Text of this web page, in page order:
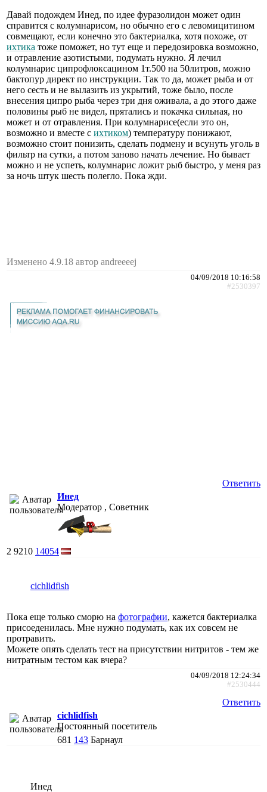
Давай подождем Инед, по идее фуразолидон может один
справится с колумнарисом, но обычно его с левомицитином
совмещают, если конечно это бактериалка, хотя похоже, от
ихтика тоже поможет, но тут еще и передозировка возможно,
и отравление азотистыми, подумать нужно. Я лечил
колумнарис ципрофлоксацином 1т.500 на 50литров, можно
бактопур директ по инструкции. Так то да, может рыба и от
него сесть и не вылазить из укрытий, тоже было, после
внесения ципро рыба через три дня оживала, а до этого даже
половины рыб не видел, прятались и покачка сильная, но
может и от отравления. При колумнарисе(если это он,
возможно и вместе с ихтиком) температуру понижают,
возможно стоит понизить, сделать подмену и всунуть уголь в
фильтр на сутки, а потом заново начать лечение. Но бывает
можно и не успеть, колумнарис ложит рыб быстро, у меня раз
за ночь штук шесть полегло. Пока жди.
Изменено 4.9.18 автор andreeeej
04/09/2018 10:16:58
#2530397
Ответить
Инед
Модератор , Советник
2 9210 14054
cichlidfish
Пока еще только сморю на фотографии, кажется бактериалка
присоеденилась. Мне нужно подумать, как их совсем не
протравить.
Можете опять сделать тест на присутствии нитритов - тем же
нитратным тестом как вчера?
04/09/2018 12:24:34
#2530444
Ответить
cichlidfish
Постоянный посетитель
681 143 Барнаул
Инед